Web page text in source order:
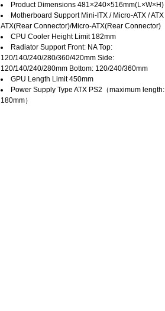
Product Dimensions 481×240×516mm(L×W×H)
Motherboard Support Mini-ITX / Micro-ATX / ATX
ATX(Rear Connector)/Micro-ATX(Rear Connector)
CPU Cooler Height Limit 182mm
Radiator Support Front: NA Top:
120/140/240/280/360/420mm Side:
120/140/240/280mm Bottom: 120/240/360mm
GPU Length Limit 450mm
Power Supply Type ATX PS2（maximum length:
180mm）